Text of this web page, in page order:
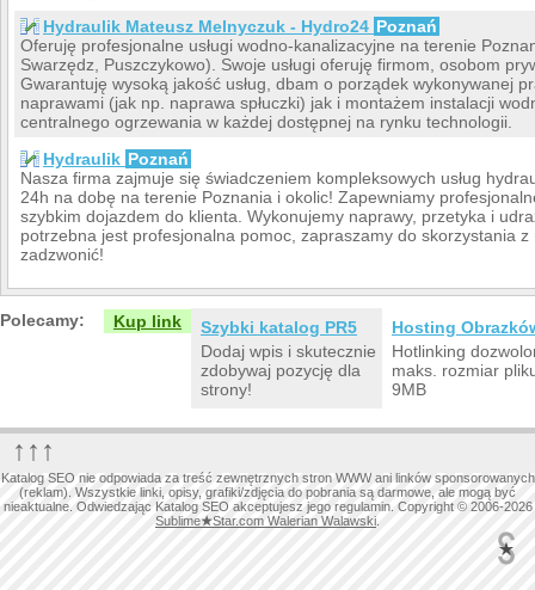
Hydraulik Mateusz Melnyczuk - Hydro24 Poznań
Oferuję profesjonalne usługi wodno-kanalizacyjne na terenie
Swarzędz, Puszczykowo). Swoje usługi oferuję firmom, osobom
Gwarantuję wysoką jakość usług, dbam o porządek wykonywanej
naprawami (jak np. naprawa spłuczki) jak i montażem instalacji
centralnego ogrzewania w każdej dostępnej na rynku technologii.
Hydraulik Poznań
Nasza firma zajmuje się świadczeniem kompleksowych usług
24h na dobę na terenie Poznania i okolic! Zapewniamy
szybkim dojazdem do klienta. Wykonujemy naprawy, przetyka i
potrzebna jest profesjonalna pomoc, zapraszamy do skorzystania z
zadzwonić!
Polecamy: Kup link
Szybki katalog PR5
Dodaj wpis i skutecznie
zdobywaj pozycję dla
strony!
Hosting
Hotlinking
maks. rozmiar
9MB
↑↑↑
Katalog SEO nie odpowiada za treść zewnętrznych stron WWW ani linków sponsorowanych
(reklam). Wszystkie linki, opisy, grafiki/zdjęcia do pobrania są darmowe, ale mogą być
nieaktualne. Odwiedzając Katalog SEO akceptujesz jego regulamin. Copyright © 2006-2026
Sublime★Star.com Walerian Walawski